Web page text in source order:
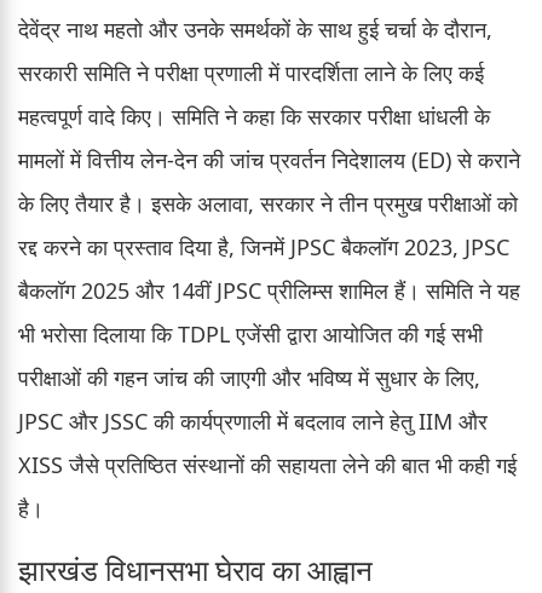
देवेंद्र नाथ महतो और उनके समर्थकों के साथ हुई चर्चा के दौरान,
सरकारी समिति ने परीक्षा प्रणाली में पारदर्शिता लाने के लिए कई
महत्वपूर्ण वादे किए। समिति ने कहा कि सरकार परीक्षा धांधली के
मामलों में वित्तीय लेन-देन की जांच प्रवर्तन निदेशालय (ED) से कराने
के लिए तैयार है। इसके अलावा, सरकार ने तीन प्रमुख परीक्षाओं को
रद्द करने का प्रस्ताव दिया है, जिनमें JPSC बैकलॉग 2023, JPSC
बैकलॉग 2025 और 14वीं JPSC प्रीलिम्स शामिल हैं। समिति ने यह
भी भरोसा दिलाया कि TDPL एजेंसी द्वारा आयोजित की गई सभी
परीक्षाओं की गहन जांच की जाएगी और भविष्य में सुधार के लिए,
JPSC और JSSC की कार्यप्रणाली में बदलाव लाने हेतु IIM और
XISS जैसे प्रतिष्ठित संस्थानों की सहायता लेने की बात भी कही गई
है।
झारखंड विधानसभा घेराव का आह्वान